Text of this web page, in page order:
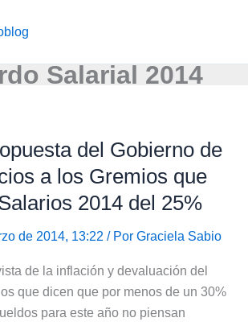
Salarial 2014
del Gobierno de
a los Gremios que
2014 del 25%
de 2014, 13:22 / Por Graciela Sabio
de la inflación y devaluación del
que dicen que por menos de un 30%
para este año no piensan